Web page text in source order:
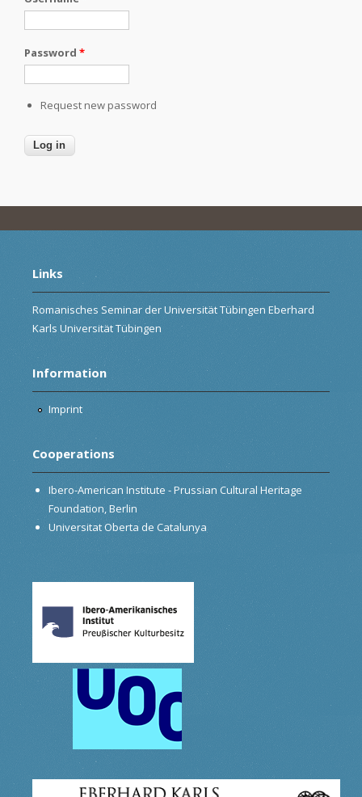
Password *
Request new password
Links
Romanisches Seminar der Universität Tübingen Eberhard
Karls Universität Tübingen
Information
Imprint
Cooperations
Ibero-American Institute - Prussian Cultural Heritage
Foundation, Berlin
Universitat Oberta de Catalunya